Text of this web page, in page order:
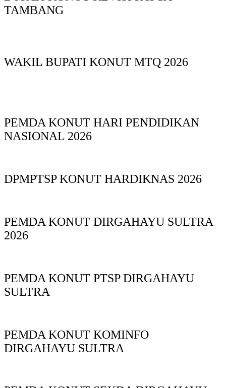
TAMBANG
WAKIL BUPATI KONUT MTQ 2026
PEMDA KONUT HARI PENDIDIKAN
NASIONAL 2026
DPMPTSP KONUT HARDIKNAS 2026
PEMDA KONUT DIRGAHAYU SULTRA
2026
PEMDA KONUT PTSP DIRGAHAYU
SULTRA
PEMDA KONUT KOMINFO
DIRGAHAYU SULTRA